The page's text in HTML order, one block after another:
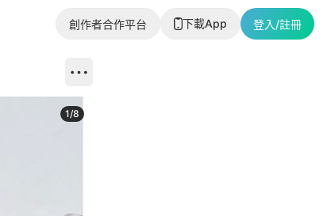
創作者合作平台 下載App 登入/註冊
1/8